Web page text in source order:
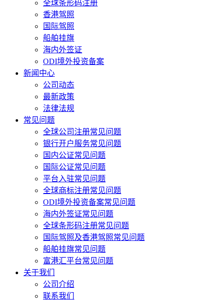
全球条形码注册
香港驾照
国际驾照
船舶挂旗
海内外签证
ODI境外投资备案
新闻中心
公司动态
最新政策
法律法规
常见问题
全球公司注册常见问题
银行开户服务常见问题
国内公证常见问题
国际公证常见问题
平台入驻常见问题
全球商标注册常见问题
ODI境外投资备案常见问题
海内外签证常见问题
全球条形码注册常见问题
国际驾照及香港驾照常见问题
船舶挂旗常见问题
富港汇平台常见问题
关于我们
公司介绍
联系我们